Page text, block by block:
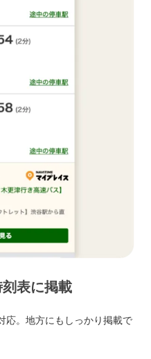
表に掲載
応。地方にもしっかり掲載で